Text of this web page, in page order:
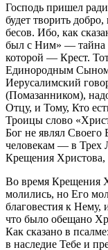
Господь пришел
будет творить
бесов. Ибо, как
был с Ним» — тайна
которой — Крест.
Единородным
Иерусалимский
(Помазанником),
Отцу, и Тому, Кто
Троицы слово
Бог не являл
человекам — в Трех
Крещения Христова,
Во время Крещения
молились, но Его
благовестия к Нему,
что было обещано
Как сказано в
в наследие Тебе и